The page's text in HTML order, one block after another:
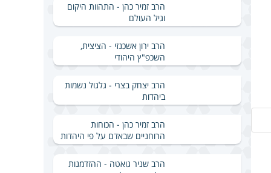
הרב זמיר כהן - התהוות היקום
וגיל העולם
הרב ירון אשכנזי - הציצית,
השכפ"ץ היהודי
הרב יצחק בצרי - גלגול נשמות
ביהדות
הרב זמיר כהן - הכוחות
הרוחניים שבאדם על פי היהדות
הרב שניר גואטה - ההזדמנות